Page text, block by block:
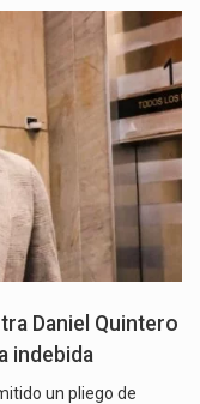
Daniel Quintero
indebida
un pliego de